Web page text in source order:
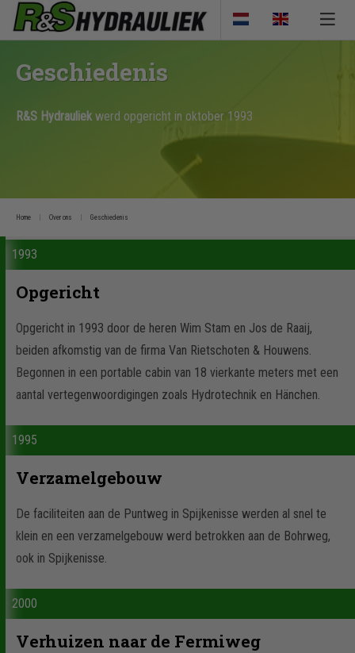
Geschiedenis
R&S Hydrauliek werd opgericht in oktober 1993
Home Over ons Geschiedenis
1993
Opgericht
Opgericht in 1993 door de heren Wim Stam en Jos de Raaij,
beiden afkomstig van de firma Van Rietschoten & Houwens.
Begonnen in een portable cabin van 18 vierkante meters met een
aantal vertegenwoordigingen zoals Hydrotechnik en Hänchen.
1995
Verzamelgebouw
De faciliteiten aan de Puntweg in Spijkenisse werden al snel te
klein en een verzamelgebouw werd betrokken aan de Bohrweg,
ook in Spijkenisse.
2000
Verhuizen naar de Fermiweg